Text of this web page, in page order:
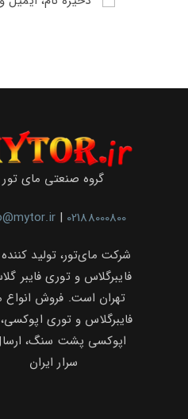
گروه صنعتی مای تور
| 02188000800
شرکت مای‌تور، تولید
فایبرگلاس و توری فایبر
تهران است. فروش
فایبرگلاس و توری
اپوکسی پشت سنگ،
سرار ایران